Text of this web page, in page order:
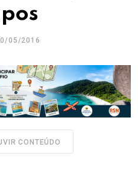
05/2016
CONTEÚDO